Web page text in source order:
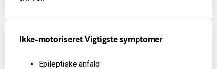
Ikke-motoriseret Vigtigste symptomer
Epileptiske anfald